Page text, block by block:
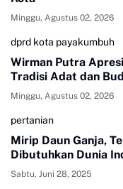
Minggu, Agustus 02, 2026
dprd kota payakumbuh
Wirman Putra
Tradisi Adat dan
Minggu, Agustus 02, 2026
pertanian
Mirip Daun Ganja,
Dibutuhkan Dunia
Sabtu, Juni 28, 2025